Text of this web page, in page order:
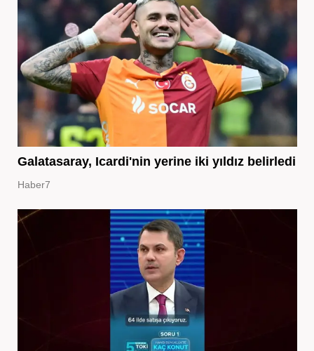
Galatasaray, Icardi'nin yerine iki yıldız belirledi
Haber7